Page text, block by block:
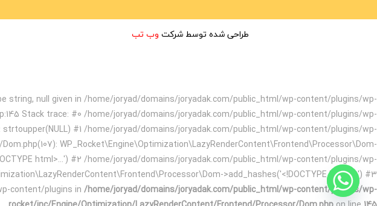
طراحی شده توسط شرکت وب تب
string, null given in /home/joryad/domains/joryadak.com/public_html/wp-content/plugins/wp-
Stack trace: #0 /home/joryad/domains/joryadak.com/public_html/wp-content/plugins/wp-
#1 /home/joryad/domains/joryadak.com/public_html/wp-content/plugins/wp-
WP_Rocket\Engine\Optimization\LazyRenderContent\Frontend\Processor\Dom-
html>...') #2 /home/joryad/domains/joryadak.com/public_html/wp-content/plugins/wp-
>add_hashes('<!DOCTYPE html>...') #3
content/plugins in/home/joryad/domains/joryadak.com/public_html/wp-content/plugins/wp-